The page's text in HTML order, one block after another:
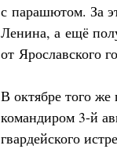
с парашютом. За
Ленина, а ещё
от Ярославского
В октябре того
командиром 3-й
гвардейского